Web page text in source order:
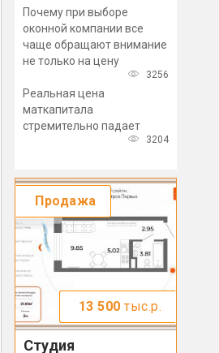
Почему при выборе
оконной компании все
чаще обращают внимание
не только на цену
3256
Реальная цена
маткапитала
стремительно падает
3204
Продажа
13 500 тыс.р.
Студия